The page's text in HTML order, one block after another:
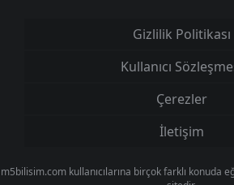
Gizlilik Politikası
Kullanıcı
Çerezler
İletişim
m5bilisim.com kullanıcılarına birçok farklı konuda